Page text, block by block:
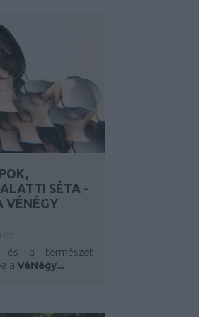
SÉTA -
VÉNÉGY
és a természet
a VéNégy...